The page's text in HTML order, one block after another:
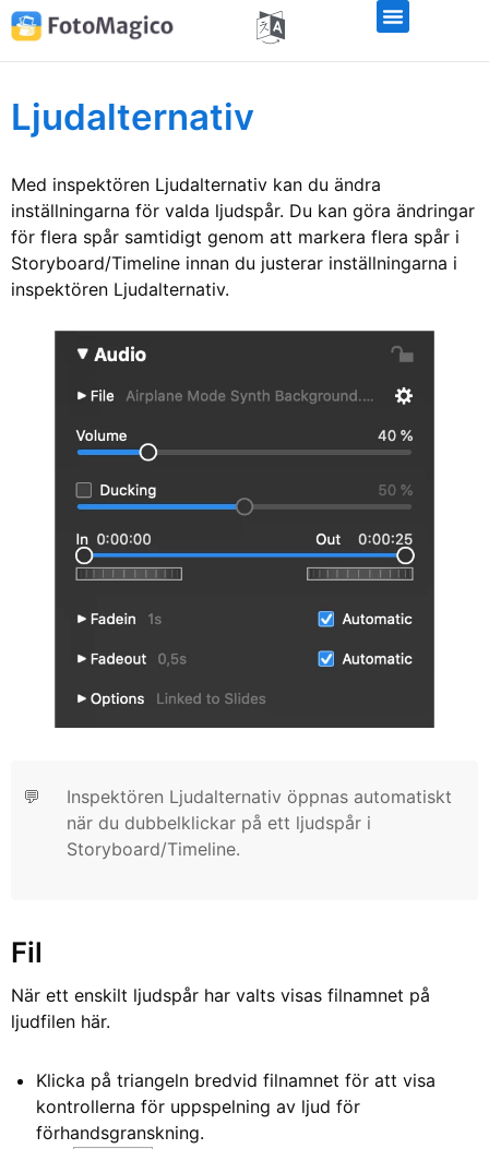
Ljudalternativ
Med inspektören Ljudalternativ kan du ändra
inställningarna för valda ljudspår. Du kan göra ändringar
för flera spår samtidigt genom att markera flera spår i
Storyboard/Timeline innan du justerar inställningarna i
inspektören Ljudalternativ.
💬
Inspektören Ljudalternativ öppnas automatiskt
när du dubbelklickar på ett ljudspår i
Storyboard/Timeline.
Fil
När ett enskilt ljudspår har valts visas filnamnet på
ljudfilen här.
Klicka på triangeln bredvid filnamnet för att visa
kontrollerna för uppspelning av ljud för
förhandsgranskning.